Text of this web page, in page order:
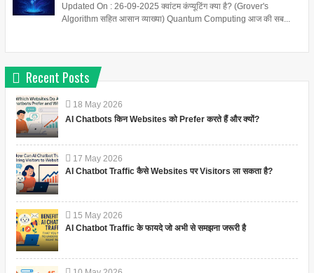
Updated On : 26-09-2025 क्वांटम कंप्यूटिंग क्या है? (Grover's
Algorithm सहित आसान व्याख्या) Quantum Computing आज की सब...
Recent Posts
18 May 2026
AI Chatbots किन Websites को Prefer करते हैं और क्यों?
17 May 2026
AI Chatbot Traffic कैसे Websites पर Visitors ला सकता है?
15 May 2026
AI Chatbot Traffic के फायदे जो अभी से समझना जरूरी है